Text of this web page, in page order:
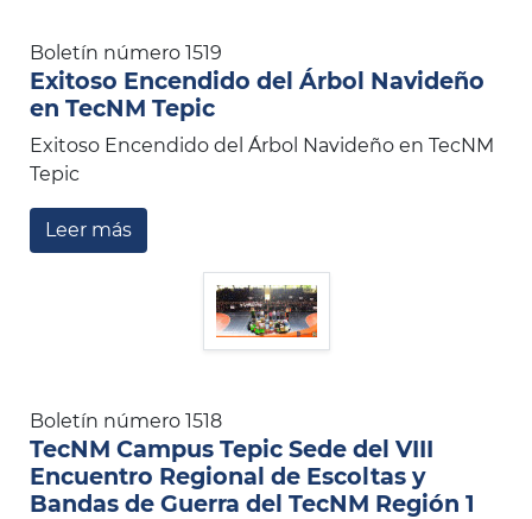
Boletín número 1519
Exitoso Encendido del Árbol Navideño
en TecNM Tepic
Exitoso Encendido del Árbol Navideño en TecNM
Tepic
Leer más
Boletín número 1518
TecNM Campus Tepic Sede del VIII
Encuentro Regional de Escoltas y
Bandas de Guerra del TecNM Región 1